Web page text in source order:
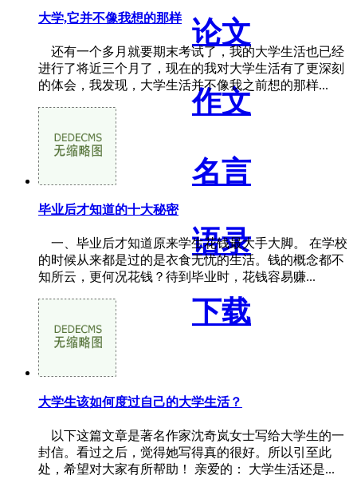
论文
作文
名言
语录
下载
大学,它并不像我想的那样
还有一个多月就要期末考试了，我的大学生活也已经
进行了将近三个月了，现在的我对大学生活有了更深刻
的体会，我发现，大学生活并不像我之前想的那样...
毕业后才知道的十大秘密
一、毕业后才知道原来学生花钱最大手大脚。 在学校
的时候从来都是过的是衣食无忧的生活。钱的概念都不
知所云，更何况花钱？待到毕业时，花钱容易赚...
大学生该如何度过自己的大学生活？
以下这篇文章是著名作家沈奇岚女士写给大学生的一
封信。看过之后，觉得她写得真的很好。所以引至此
处，希望对大家有所帮助！ 亲爱的： 大学生活还是...